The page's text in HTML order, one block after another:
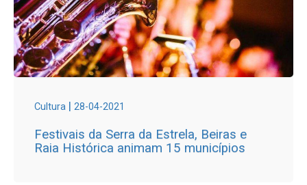
Cultura | 28-04-2021
Festivais da Serra da Estrela, Beiras e
Raia Histórica animam 15 municípios